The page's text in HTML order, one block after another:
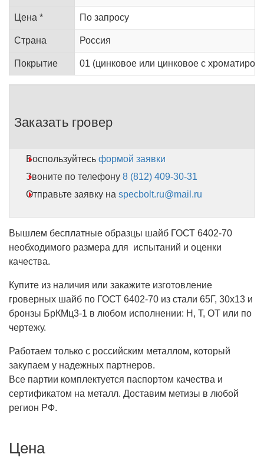
Цена * По запросу
Страна Россия
Покрытие 01 (цинковое или цинковое с
Заказать гровер
Воспользуйтесь формой заявки
Звоните по телефону 8 (812) 409-30-31
Отправьте заявку на specbolt.ru@mail.ru
Вышлем бесплатные образцы шайб ГОСТ 6402-70
необходимого размера для испытаний и оценки
качества.
Купите из наличия или закажите изготовление
гроверных шайб по ГОСТ 6402-70 из стали 65Г, 30х13 и
бронзы БрКМц3-1 в любом исполнении: Н, Т, ОТ или по
чертежу.
Работаем только с российским металлом, который
закупаем у надежных партнеров.
Все партии комплектуется паспортом качества и
сертификатом на металл. Доставим метизы в любой
регион РФ.
Цена